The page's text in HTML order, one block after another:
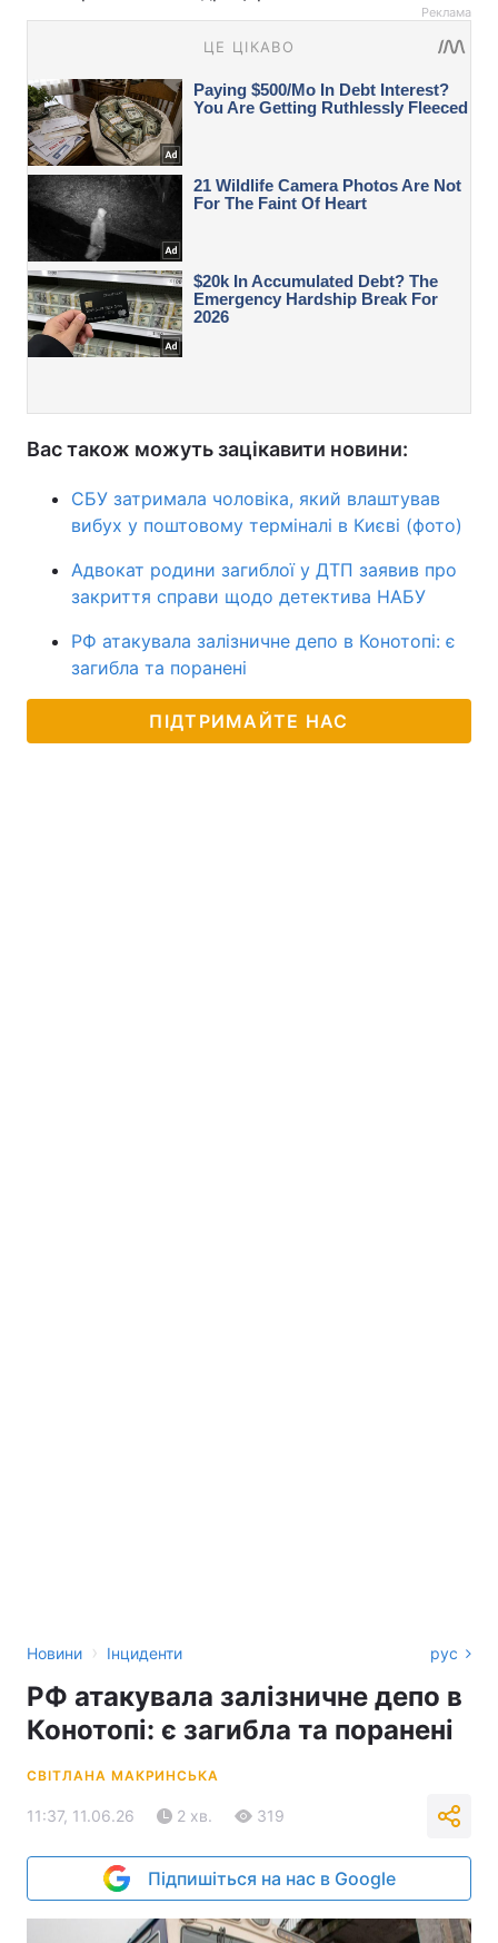
Реклама
Вас також можуть зацікавити новини:
СБУ затримала чоловіка, який влаштував
вибух у поштовому терміналі в Києві (фото)
Адвокат родини загиблої у ДТП заявив про
закриття справи щодо детектива НАБУ
РФ атакувала залізничне депо в Конотопі: є
загибла та поранені
ПІДТРИМАЙТЕ НАС
Новини › Інциденти рус
РФ атакувала залізничне депо в
Конотопі: є загибла та поранені
СВІТЛАНА МАКРИНСЬКА
11:37, 11.06.26 2 хв. 319
Підпишіться на нас в Google